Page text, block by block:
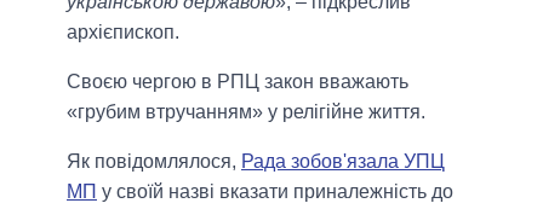
архієпископ.
Своєю чергою в РПЦ закон вважають
«грубим втручанням» у релігійне життя.
Як повідомлялося, Рада зобов'язала УПЦ
МП у своїй назві вказати приналежність до